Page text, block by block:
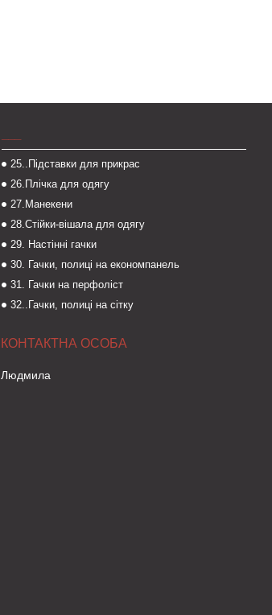
25..Підставки для прикрас
26.Плічка для одягу
27.Манекени
28.Стійки-вішала для одягу
29. Настінні гачки
30. Гачки, полиці на економпанель
31. Гачки на перфоліст
32..Гачки, полиці на сітку
Людмила